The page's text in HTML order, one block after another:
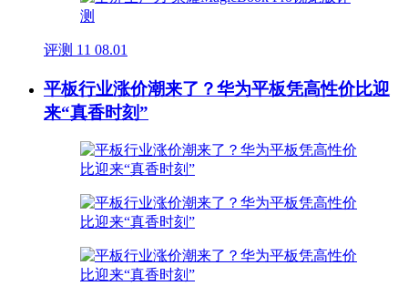
评测 11 08.01
平板行业涨价潮来了？华为平板凭高性价比迎
来“真香时刻”